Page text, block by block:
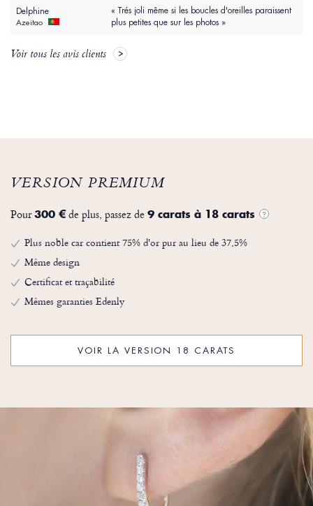
Delphine
Azeitao
« Trés joli même si les boucles d'oreilles paraissent
plus petites que sur les photos »
Voir tous les avis clients
VERSION PREMIUM
Pour300 €de plus, passez de 9 carats à 18 carats ?
Plus noble car contient 75% d'or pur au lieu de 37,5%
Même design
Certificat et traçabilité
Mêmes garanties Edenly
VOIR LA VERSION 18 CARATS